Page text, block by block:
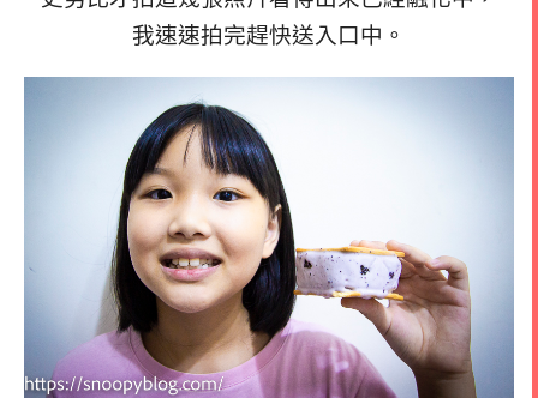
我速速拍完趕快送入口中。